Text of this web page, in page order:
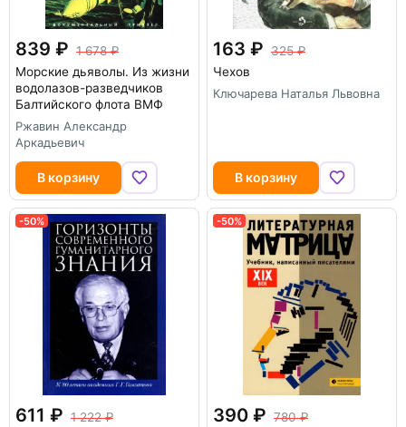
839
1 678
Морские дьяволы. Из жизни
водолазов-разведчиков
Балтийского флота ВМФ
Ржавин Александр
Аркадьевич
В корзину
163
325
Чехов
Ключарева Наталья Львовна
В корзину
-50%
611
1 222
-50%
390
780